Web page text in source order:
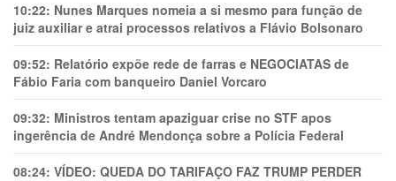
10:22: Nunes Marques nomeia a si mesmo para função de
juiz auxiliar e atrai processos relativos a Flávio Bolsonaro
09:52: Relatório expõe rede de farras e NEGOCIATAS de
Fábio Faria com banqueiro Daniel Vorcaro
09:32: Ministros tentam apaziguar crise no STF apos
ingerência de André Mendonça sobre a Polícia Federal
08:24: VÍDEO: QUEDA DO TARIFAÇO FAZ TRUMP PERDER